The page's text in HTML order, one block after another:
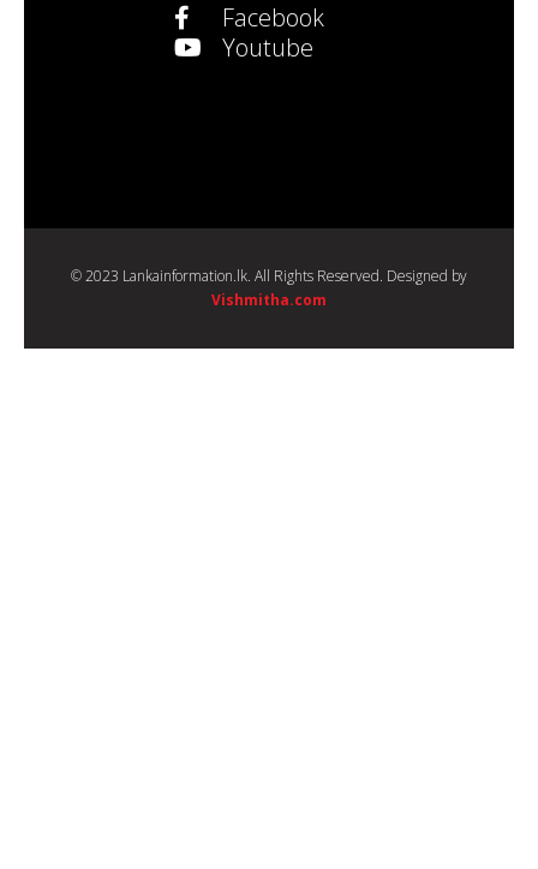
Facebook
Youtube
© 2023 Lankainformation.lk. All Rights Reserved. Designed by
Vishmitha.com